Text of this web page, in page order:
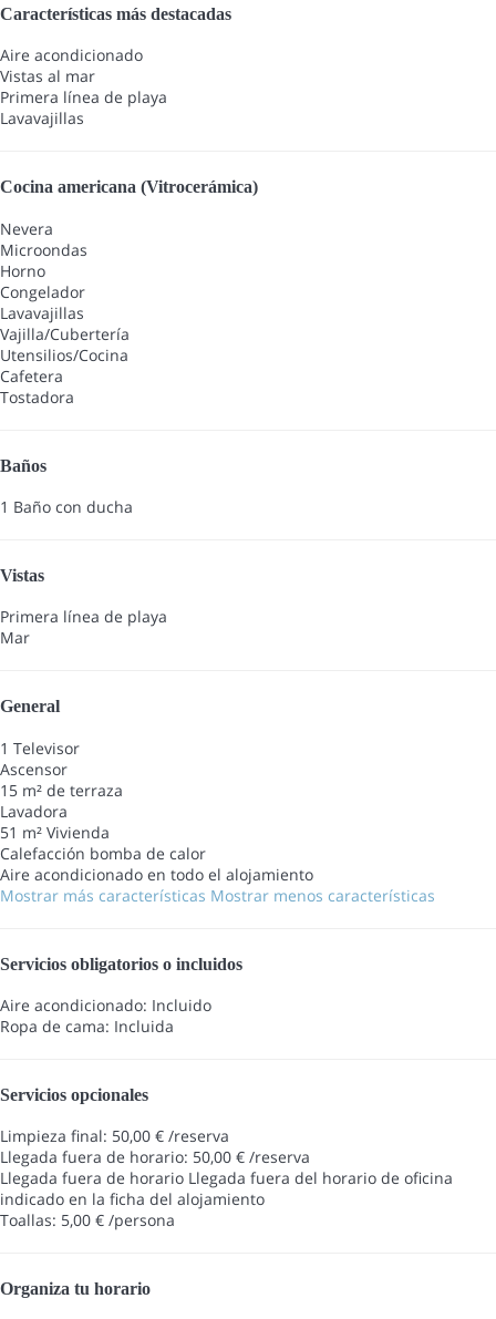
Características más destacadas
Aire acondicionado
Vistas al mar
Primera línea de playa
Lavavajillas
Cocina americana (Vitrocerámica)
Nevera
Microondas
Horno
Congelador
Lavavajillas
Vajilla/Cubertería
Utensilios/Cocina
Cafetera
Tostadora
Baños
1 Baño con ducha
Vistas
Primera línea de playa
Mar
General
1 Televisor
Ascensor
15 m² de terraza
Lavadora
51 m² Vivienda
Calefacción bomba de calor
Aire acondicionado en todo el alojamiento
Mostrar más características Mostrar menos características
Servicios obligatorios o incluidos
Aire acondicionado: Incluido
Ropa de cama: Incluida
Servicios opcionales
Limpieza final: 50,00 € /reserva
Llegada fuera de horario: 50,00 € /reserva
Llegada fuera de horario Llegada fuera del horario de oficina
indicado en la ficha del alojamiento
Toallas: 5,00 € /persona
Organiza tu horario